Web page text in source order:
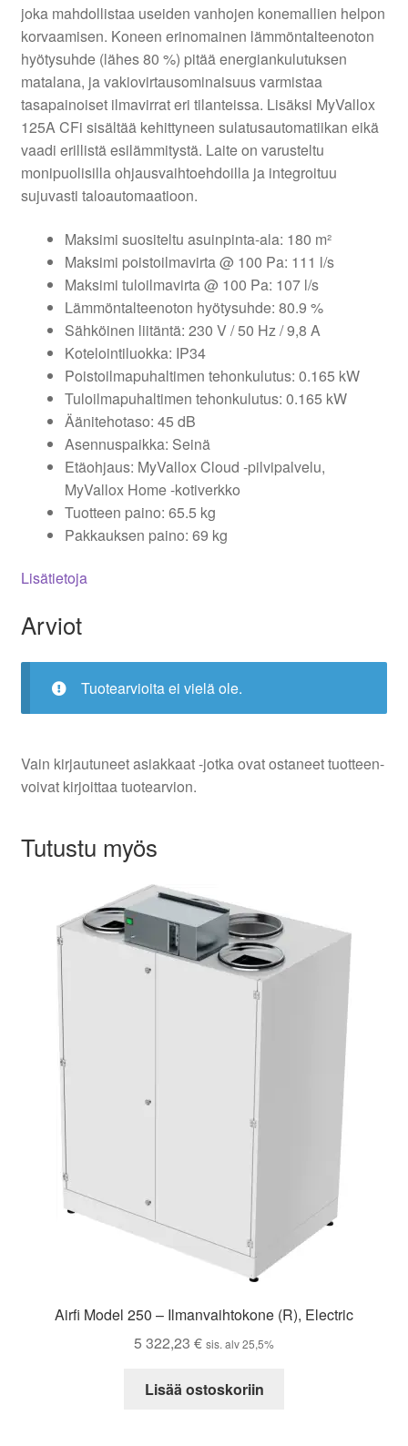
joka mahdollistaa useiden vanhojen konemallien helpon
korvaamisen. Koneen erinomainen lämmöntalteenoton
hyötysuhde (lähes 80 %) pitää energiankulutuksen
matalana, ja vakiovirtausominaisuus varmistaa
tasapainoiset ilmavirrat eri tilanteissa. Lisäksi MyVallox
125A CFi sisältää kehittyneen sulatusautomatiikan eikä
vaadi erillistä esilämmitystä. Laite on varusteltu
monipuolisilla ohjausvaihtoehdoilla ja integroituu
sujuvasti taloautomaatioon.
Maksimi suositeltu asuinpinta-ala: 180 m²
Maksimi poistoilmavirta @ 100 Pa: 111 l/s
Maksimi tuloilmavirta @ 100 Pa: 107 l/s
Lämmöntalteenoton hyötysuhde: 80.9 %
Sähköinen liitäntä: 230 V / 50 Hz / 9,8 A
Kotelointiluokka: IP34
Poistoilmapuhaltimen tehonkulutus: 0.165 kW
Tuloilmapuhaltimen tehonkulutus: 0.165 kW
Äänitehotaso: 45 dB
Asennuspaikka: Seinä
Etäohjaus: MyVallox Cloud -pilvipalvelu,
MyVallox Home -kotiverkko
Tuotteen paino: 65.5 kg
Pakkauksen paino: 69 kg
Lisätietoja
Arviot
Tuotearvioita ei vielä ole.
Vain kirjautuneet asiakkaat -jotka ovat ostaneet tuotteen-
voivat kirjoittaa tuotearvion.
Tutustu myös
Airfi Model 250 – Ilmanvaihtokone (R), Electric
5 322,23 € sis. alv 25,5%
Lisää ostoskoriin